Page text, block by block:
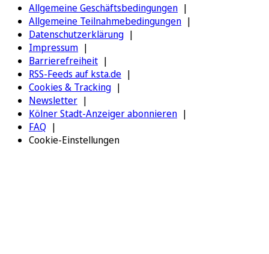
Allgemeine Geschäftsbedingungen
Allgemeine Teilnahmebedingungen
Datenschutzerklärung
Impressum
Barrierefreiheit
RSS-Feeds auf ksta.de
Cookies & Tracking
Newsletter
Kölner Stadt-Anzeiger abonnieren
FAQ
Cookie-Einstellungen